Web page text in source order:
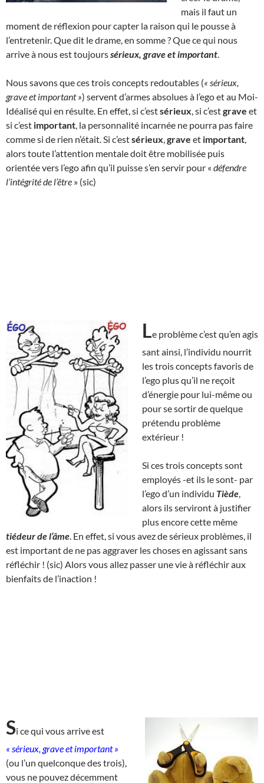
mais il faut un
moment de réflexion pour capter la raison qui le pousse à
l’entretenir. Que dit le drame, en somme ? Que ce qui nous
arrive à nous est toujourssérieux, grave et important
Nous savons que ces trois concepts redoutables (« sérieux,
grave et important ») servent d’armes absolues à l’ego et au Moi-
Idéalisé qui en résulte. En effet, si c’estsérieux , si c’estgrave et
si c’est important , la personnalité incarnée ne pourra pas faire
comme si de rien n’était. Si c’estsérieux grave et important
alors toute l’attention mentale doit être mobilisée puis
orientée vers l’ego afin qu’il puisse s’en servir pour « défendre
l’intégrité de l’être » (sic)
Le problème c’est qu’en agis
sant ainsi, l’individu nourrit
les trois concepts favoris de
l’ego plus qu’il ne reçoit
d’énergie pour lui-même ou
pour se sortir de quelque
prétendu problème
extérieur !
Si ces trois concepts sont
employés -et ils le sont- par
l’ego d’un individu Tiède
alors ils serviront à justifier
plus encore cette même
tiédeur de l’âme . En effet, si vous avez de sérieux problèmes, il
est important de ne pas aggraver les choses en agissant sans
réfléchir ! (sic) Alors vous allez passer une vie à réfléchir aux
bienfaits de l’inaction !
Si ce qui vous arrive est
« sérieux, grave et important »
(ou l’un quelconque des trois),
vous ne pouvez décemment